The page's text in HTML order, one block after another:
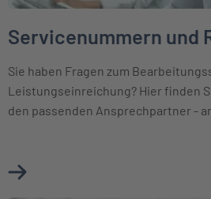
Servicenummern und
Sie haben Fragen zum
Leistungseinreichung? Hier finden
den passenden Ansprechpartner -
Mehr über Servicenummern und